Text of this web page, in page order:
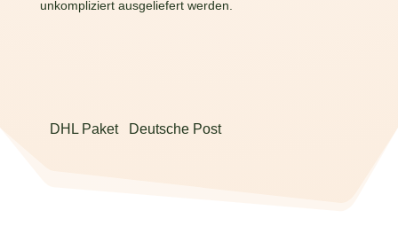
unkompliziert ausgeliefert werden.
DHL Paket Deutsche Post